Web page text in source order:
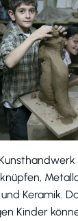
Keramik.
Kinder